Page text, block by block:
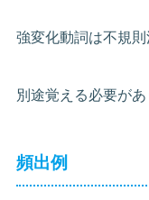
強変化動詞は不規則
別途覚える必要があ
頻出例